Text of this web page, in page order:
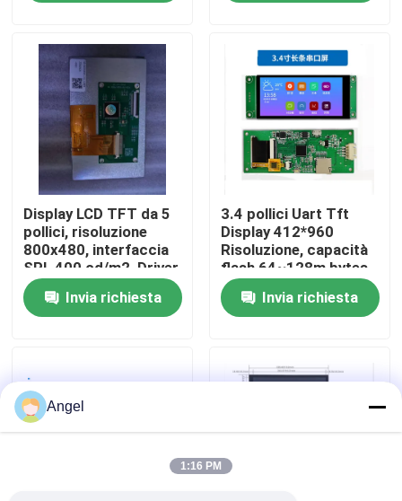
Video
Manifestazione di VR
Circa noi
Giro della fabbrica
Controllo di qualità
Contattici
Richieda una citazione
Display LCD TFT da 5
pollici, risoluzione
800x480, interfaccia
SPI, 400 cd/m2, Driver
IC ST7262
Invia richiesta
3.4 pollici Uart Tft
Display 412*960
Risoluzione, capacità
flash 64~128m bytes,
300c/d
Invia richiesta
Angel
1:16 PM